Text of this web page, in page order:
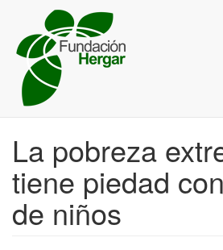
contenido
principal
La pobreza
tiene piedad
de niños